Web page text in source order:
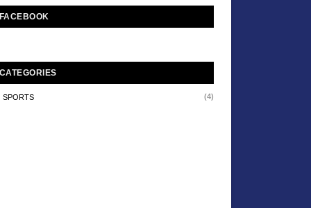
FACEBOOK
CATEGORIES
SPORTS (4)